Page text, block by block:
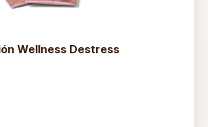
Wellness Destress